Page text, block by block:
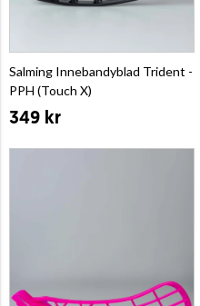
Salming Innebandyblad Trident -
PPH (Touch X)
349 kr